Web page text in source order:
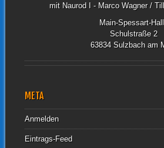
mit Naurod I - Marco Wagner /
Main-Spessart-
Schulstraße 2
63834 Sulzbach am
META
Anmelden
Eintrags-Feed